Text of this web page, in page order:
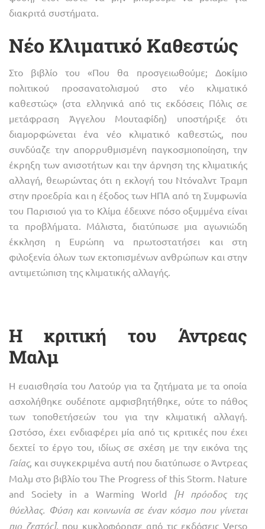
διακριτά συστήματα.
Νέο Κλιματικό Καθεστώς
Στο βιβλίο του «Που θα προσγειωθούμε; Δοκίμιο
πολιτικού προσανατολισμού στο νέο κλιματικό
καθεστώς» (στα ελληνικά από τις εκδόσεις Πόλις σε
μετάφραση Άγγελου Μουταφίδη) υποστήριξε ότι
διαμορφώνεται ένα νέο κλιματικό καθεστώς, που
συνδύαζε την απορρυθμισμένη παγκοσμιοποίηση, την
έκρηξη των ανισοτήτων και την άρνηση της κλιματικής
αλλαγή, θεωρώντας ότι η εκλογή του Ντόναλντ Τραμπ
στην προεδρία και η έξοδος των ΗΠΑ από τη Συμφωνία
του Παρισιού για το Κλίμα έδειχνε πόσο οξυμμένα είναι
τα προβλήματα. Μάλιστα, διατύπωσε μια αγωνιώδη
έκκληση η Ευρώπη να πρωτοστατήσει και στη
φιλοξενία όλων των εκτοπισμένων ανθρώπων και στην
αντιμετώπιση της κλιματικής αλλαγής.
Η κριτική του Άντρεας
Μαλμ
Η ευαισθησία του Λατούρ για τα ζητήματα με τα οποία
ασχολήθηκε ουδέποτε αμφισβητήθηκε, ούτε το πάθος
των τοποθετήσεών του για την κλιματική αλλαγή.
Ωστόσο, έχει ενδιαφέρει μία από τις κριτικές που έχει
δεχτεί το έργο του, ιδίως σε σχέση με την εικόνα της
Γαίας, και συγκεκριμένα αυτή που διατύπωσε ο Άντρεας
Μαλμ στο βιβλίο του The Progress of this Storm. Nature
and Society in a Warming World [Η πρόοδος
της
θύελλας. Φύση και κοινωνία σε έναν κόσμο που γίνεται
πιο ζεστός], που κυκλοφόρησε από τις εκδόσεις Verso